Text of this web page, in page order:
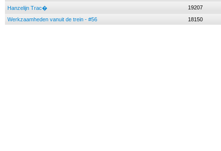
Hanzelijn Trac�
19207
Werkzaamheden vanuit de trein - #56
18150